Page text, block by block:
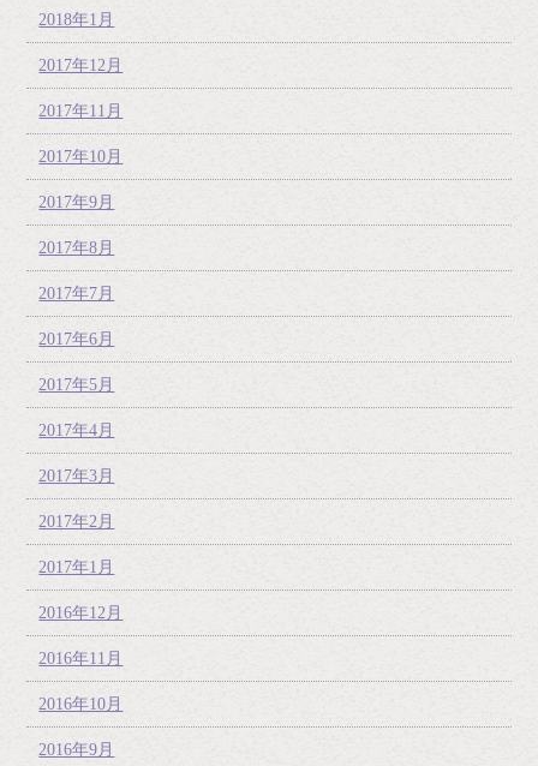
2018年1月
2017年12月
2017年11月
2017年10月
2017年9月
2017年8月
2017年7月
2017年6月
2017年5月
2017年4月
2017年3月
2017年2月
2017年1月
2016年12月
2016年11月
2016年10月
2016年9月